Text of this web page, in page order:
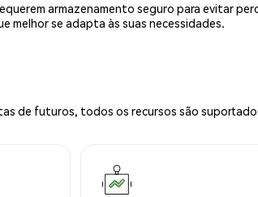
armazenamento seguro para evitar
melhor se adapta às suas necessidades.
de futuros, todos os recursos são